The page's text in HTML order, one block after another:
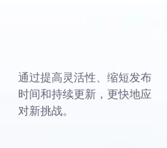
通过提高灵活性、缩短发布
时间和持续更新，更快地应
对新挑战。